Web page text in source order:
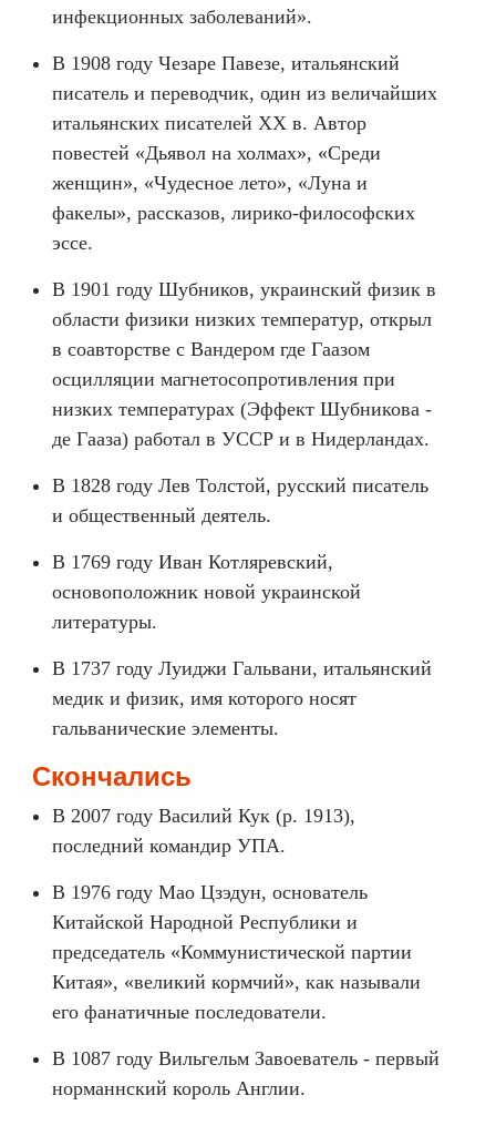
инфекционных заболеваний».
В 1908 году Чезаре Павезе, итальянский
писатель и переводчик, один из величайших
итальянских писателей ХХ в. Автор
повестей «Дьявол на холмах», «Среди
женщин», «Чудесное лето», «Луна и
факелы», рассказов, лирико-философских
эссе.
В 1901 году Шубников, украинский физик в
области физики низких температур, открыл
в соавторстве с Вандером где Гаазом
осцилляции магнетосопротивления при
низких температурах (Эффект Шубникова -
де Гааза) работал в УССР и в Нидерландах.
В 1828 году Лев Толстой, русский писатель
и общественный деятель.
В 1769 году Иван Котляревский,
основоположник новой украинской
литературы.
В 1737 году Луиджи Гальвани, итальянский
медик и физик, имя которого носят
гальванические элементы.
Скончались
В 2007 году Василий Кук (р. 1913),
последний командир УПА.
В 1976 году Мао Цзэдун, основатель
Китайской Народной Республики и
председатель «Коммунистической партии
Китая», «великий кормчий», как называли
его фанатичные последователи.
В 1087 году Вильгельм Завоеватель - первый
норманнский король Англии.